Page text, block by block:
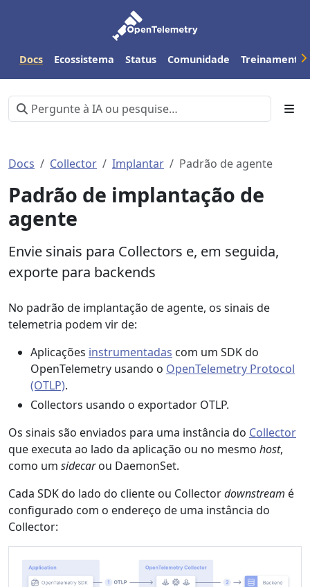
Docs Ecossistema Status Comunidade Treinamento
Docs Collector Implantar Padrão de agente
Padrão de implantação de
agente
Envie sinais para Collectors e, em seguida,
exporte para backends
No padrão de implantação de agente, os sinais de
telemetria podem vir de:
Aplicações instrumentadas com um SDK do
OpenTelemetry usando o OpenTelemetry Protocol
(OTLP).
Collectors usando o exportador OTLP.
Os sinais são enviados para uma instância do Collector
que executa ao lado da aplicação ou no mesmo host,
como um sidecarou DaemonSet.
Cada SDK do lado do cliente ou Collectordownstream é
configurado com o endereço de uma instância do
Collector: